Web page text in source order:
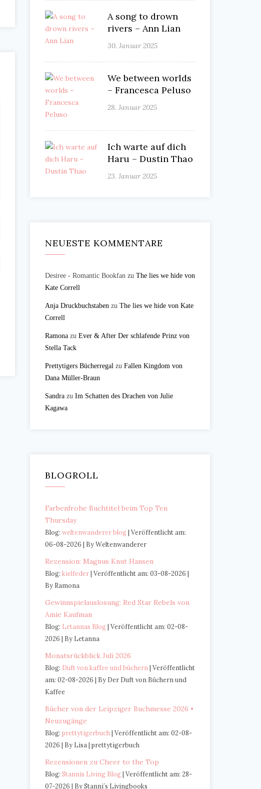
A song to drown
rivers – Ann Lian
30. Januar 2025
We between worlds
– Francesca Peluso
28. Januar 2025
Ich warte auf dich
Haru – Dustin Thao
23. Januar 2025
NEUESTE KOMMENTARE
Desiree - Romantic Bookfan zu The lies we hide von
Kate Correll
Anja Druckbuchstaben zu The lies we hide von Kate
Correll
Ramona zu Ever & After Der schlafende Prinz von
Stella Tack
Prettytigers Bücherregal zu Fallen Kingdom von
Dana Müller-Braun
Sandra zu Im Schatten des Drachen von Julie
Kagawa
BLOGROLL
Farbenfrohe Buchtitel beim Top Ten
Thursday
Blog: weltenwanderer blog Veröffentlicht am:
06-08-2026
By Weltenwanderer
Rezension: Magnus Knut Hansen
Blog: kielfeder Veröffentlicht am: 03-08-2026
By Ramona
Gewinnspielauslosung: Red Star Rebels von
Amie Kaufman
Blog: Letannas Blog Veröffentlicht am: 02-08-
2026
By Letanna
Monatsrückblick Juli 2026
Blog: Duft von kaffee und büchern
Veröffentlicht
am: 02-08-2026
By Der Duft von Büchern und
Kaffee
Bücher von der Leipziger Buchmesse 2026 •
Neuzugänge
Blog: prettytigerbuch
Veröffentlicht am: 02-08-
2026
By Lisa | prettytigerbuch
Rezensionen zu Cheer to the Top
Blog: Stannis Living Blog Veröffentlicht am: 28-
07-2026
By Stanni´s Livingbooks